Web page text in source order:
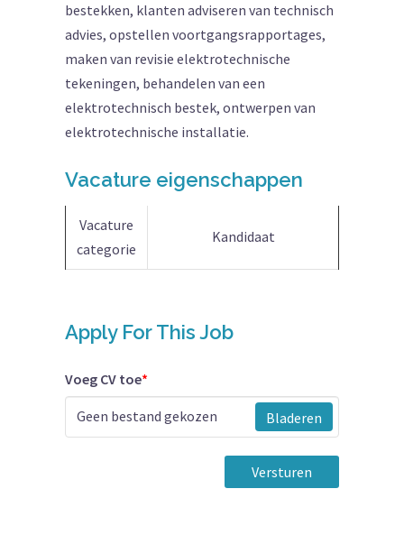
bestekken, klanten adviseren van technisch
advies, opstellen voortgangsrapportages,
maken van revisie elektrotechnische
tekeningen, behandelen van een
elektrotechnisch bestek, ontwerpen van
elektrotechnische installatie.
Vacature eigenschappen
Vacature
categorie
Kandidaat
Apply For This Job
Voeg CV toe*
Geen bestand gekozen Bladeren
Versturen